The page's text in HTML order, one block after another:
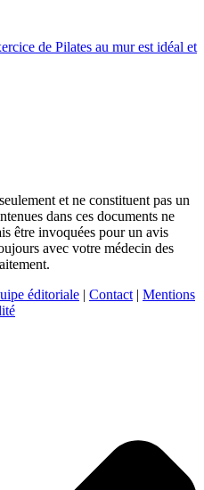
de Pilates au mur est idéal et
et ne constituent pas un
dans ces documents ne
être invoquées pour un avis
avec votre médecin des
éditoriale | Contact | Mentions